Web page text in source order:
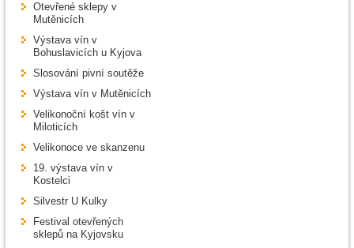
Otevřené sklepy v
Mutěnicích
Výstava vín v
Bohuslavicích u Kyjova
Slosování pivní soutěže
Výstava vín v Mutěnicích
Velikonoční košt vín v
Miloticích
Velikonoce ve skanzenu
19. výstava vín v
Kostelci
Silvestr U Kulky
Festival otevřených
sklepů na Kyjovsku